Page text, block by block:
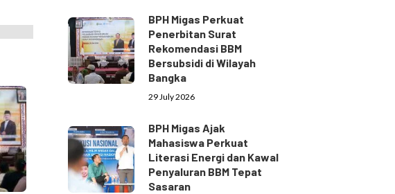
BPH Migas Perkuat
Penerbitan Surat
Rekomendasi BBM
Bersubsidi di Wilayah
Bangka
29 July 2026
BPH Migas Ajak
Mahasiswa Perkuat
Literasi Energi dan Kawal
Penyaluran BBM Tepat
Sasaran